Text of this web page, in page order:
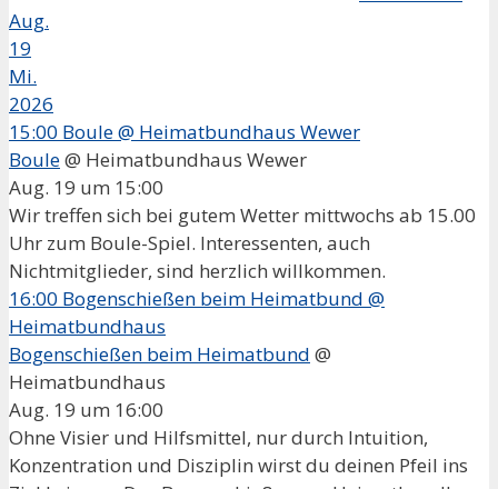
Aug.
19
Mi.
2026
15:00 Boule@ Heimatbundhaus Wewer
Boule@ Heimatbundhaus Wewer
Aug. 19 um 15:00
Wir treffen sich bei gutem Wetter mittwochs ab 15.00
Uhr zum Boule-Spiel. Interessenten, auch
Nichtmitglieder, sind herzlich willkommen.
16:00 Bogenschießen beim Heimatbund @
Heimatbundhaus
Bogenschießen beim Heimatbund @
Heimatbundhaus
Aug. 19 um 16:00
Ohne Visier und Hilfsmittel, nur durch Intuition,
Konzentration und Disziplin wirst du deinen Pfeil ins